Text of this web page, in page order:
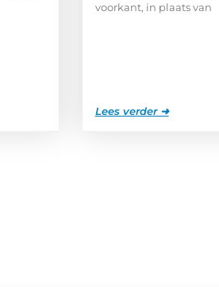
voorkant, in plaats van
Lees verder ➜